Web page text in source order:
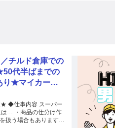
チルド倉庫での
代半ばまでの
り★マイカー・
ー